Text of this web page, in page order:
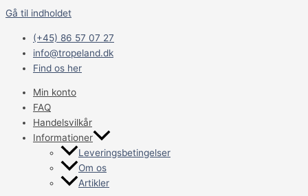
Gå til indholdet
(+45) 86 57 07 27
info@tropeland.dk
Find os her
Min konto
FAQ
Handelsvilkår
Informationer
Leveringsbetingelser
Om os
Artikler